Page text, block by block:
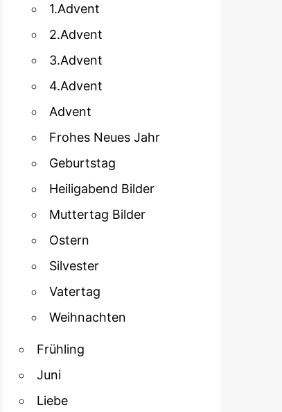
1.Advent
2.Advent
3.Advent
4.Advent
Advent
Frohes Neues Jahr
Geburtstag
Heiligabend Bilder
Muttertag Bilder
Ostern
Silvester
Vatertag
Weihnachten
Frühling
Juni
Liebe